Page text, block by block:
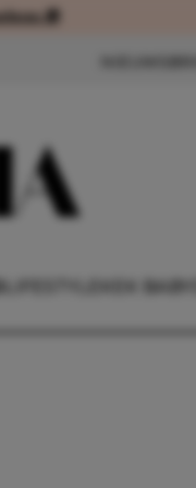
🎁 of met cadeau 🎁